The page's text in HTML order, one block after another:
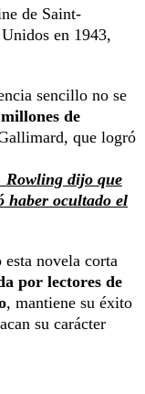
de Saint-
en 1943,
sencillo no se
de
que logró
Rowling dijo que
haber ocultado el
novela corta
por lectores de
, mantiene su éxito
su carácter